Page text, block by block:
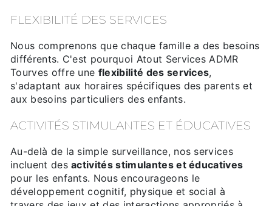
FLEXIBILITÉ DES SERVICES
Nous comprenons que chaque famille a des besoins
différents. C'est pourquoi Atout Services ADMR
Tourves offre une flexibilité des services,
s'adaptant aux horaires spécifiques des parents et
aux besoins particuliers des enfants.
ACTIVITÉS STIMULANTES ET ÉDUCATIVES
Au-delà de la simple surveillance, nos services
incluent desactivités stimulantes et éducatives
pour les enfants. Nous encourageons le
développement cognitif, physique et social à